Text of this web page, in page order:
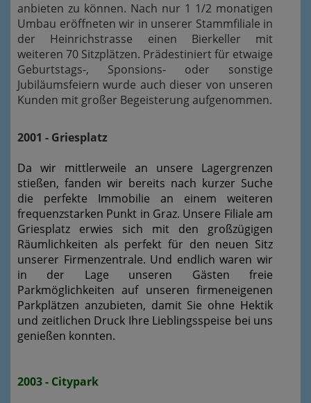
anbieten zu können. Nach nur 1 1/2 monatigen
Umbau eröffneten wir in unserer Stammfiliale in
der Heinrichstrasse einen Bierkeller mit
weiteren 70 Sitzplätzen. Prädestiniert für etwaige
Geburtstags-, Sponsions- oder sonstige
Jubiläumsfeiern wurde auch dieser von unseren
Kunden mit großer Begeisterung aufgenommen.
2001 - Griesplatz
Da wir mittlerweile an unsere Lagergrenzen
stießen, fanden wir bereits nach kurzer Suche
die perfekte Immobilie an einem weiteren
frequenzstarken Punkt in Graz. Unsere Filiale am
Griesplatz erwies sich mit den großzügigen
Räumlichkeiten als perfekt für den neuen Sitz
unserer Firmenzentrale. Und endlich waren wir
in der Lage unseren Gästen freie
Parkmöglichkeiten auf unseren firmeneigenen
Parkplätzen anzubieten, damit Sie ohne Hektik
und zeitlichen Druck Ihre Lieblingsspeise bei uns
genießen konnten.
2003 - Citypark